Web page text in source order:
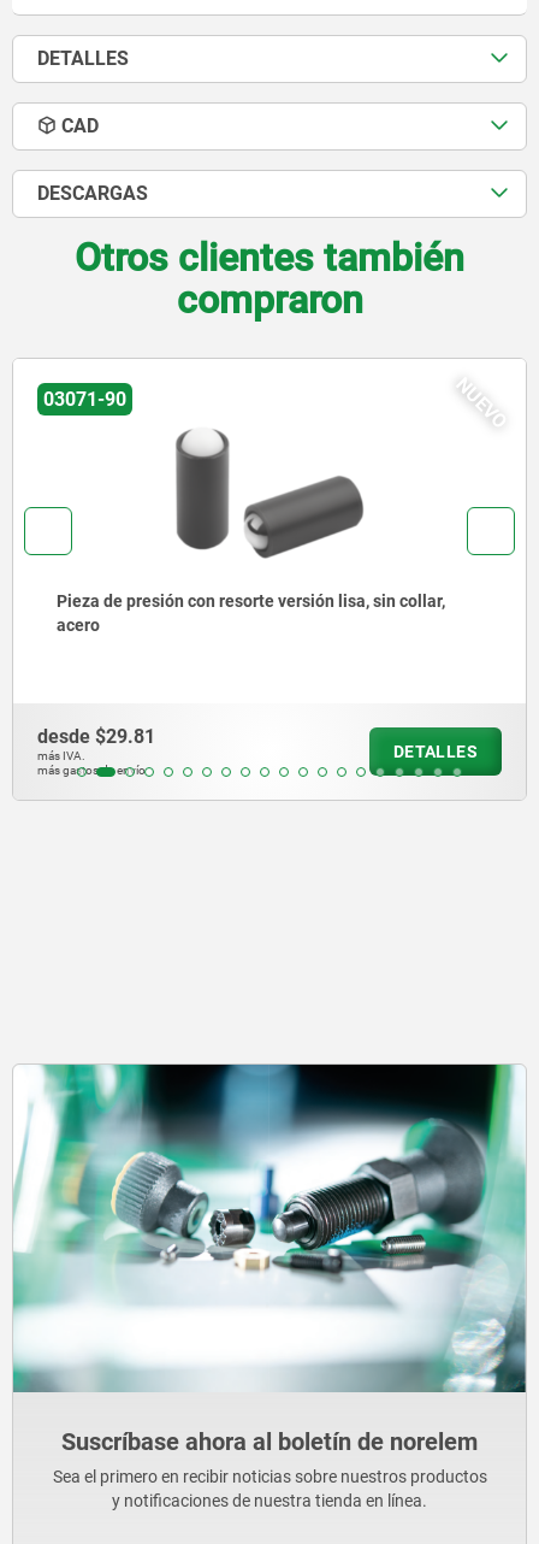
DETALLES
CAD
DESCARGAS
Otros clientes también
compraron
NUEVO
03072-20
Pieza de presión con resorte, para montaje a presión,
sin collar, acero
desde$31.30
más IVA.
más gastos de envío
DETALLES
Suscríbase ahora al boletín de norelem
Sea el primero en recibir noticias sobre nuestros productos
y notificaciones de nuestra tienda en línea.